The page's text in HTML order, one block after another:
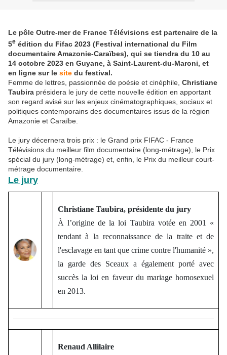
Le pôle Outre-mer de France Télévisions est partenaire de la
5e édition du Fifac 2023 (Festival international du Film
documentaire Amazonie-Caraïbes), qui se tiendra du 10 au
14 octobre 2023 en Guyane, à Saint-Laurent-du-Maroni, et
en ligne sur le site du festival.
Femme de lettres, passionnée de poésie et cinéphile, Christiane
Taubira présidera le jury de cette nouvelle édition en apportant
son regard avisé sur les enjeux cinématographiques, sociaux et
politiques contemporains des documentaires issus de la région
Amazonie et Caraïbe.
Le jury décernera trois prix : le Grand prix FIFAC - France
Télévisions du meilleur film documentaire (long-métrage), le Prix
spécial du jury (long-métrage) et, enfin, le Prix du meilleur court-
métrage documentaire.
Le jury
Christiane Taubira, présidente du jury
À l’origine de la loi Taubira votée en 2001 «
tendant à la reconnaissance de la traite et de
l'esclavage en tant que crime contre l'humanité »,
la garde des Sceaux a également porté avec
succès la loi en faveur du mariage homosexuel
en 2013.
Renaud Allilaire